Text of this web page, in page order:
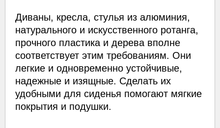
Диваны, кресла, стулья из алюминия,
натурального и искусственного ротанга,
прочного пластика и дерева вполне
соответствует этим требованиям. Они
легкие и одновременно устойчивые,
надежные и изящные. Сделать их
удобными для сиденья помогают мягкие
покрытия и подушки.